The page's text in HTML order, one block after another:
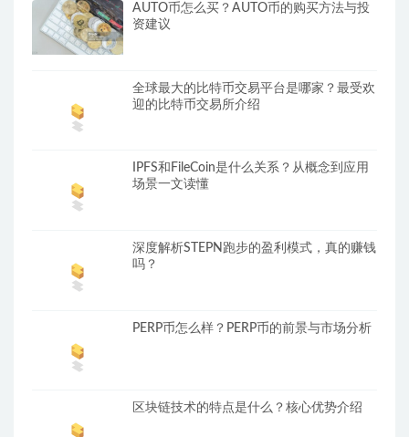
AUTO币怎么买？AUTO币的购买方法与投
资建议
全球最大的比特币交易平台是哪家？最受欢
迎的比特币交易所介绍
IPFS和FileCoin是什么关系？从概念到应用
场景一文读懂
深度解析STEPN跑步的盈利模式，真的赚钱
吗？
PERP币怎么样？PERP币的前景与市场分析
区块链技术的特点是什么？核心优势介绍